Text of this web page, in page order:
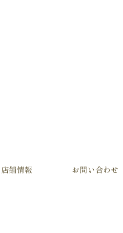
店舗情報 お問い合わせ